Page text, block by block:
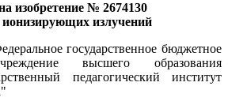
изобретение № 2674130
излучений
государственное бюджетное
высшего образования
педагогический институт